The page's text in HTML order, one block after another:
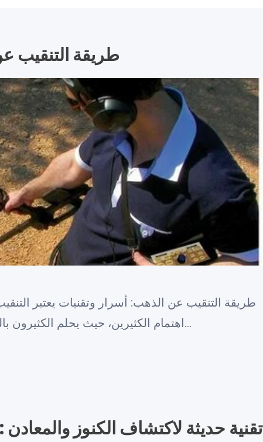
طريقة التنقيب
طريقة التنقيب عن الذهب: أسرار وتقنيات يعتبر
اهتمام الكثيرين، حيث يحلم الكثيرون بالعثور على كنز من الذهب. ولكن هذا…
جهاز كشف الذهب GPZ: تقنية حديثة لاكتشاف الكنوز والمعادن